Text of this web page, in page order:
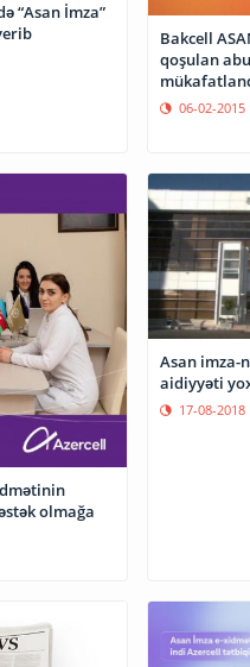
“Asan İmza”
Bakcell
qoşulan
06-02-2015
olmağa
Asan imza-
aidiyyəti
17-08-2018